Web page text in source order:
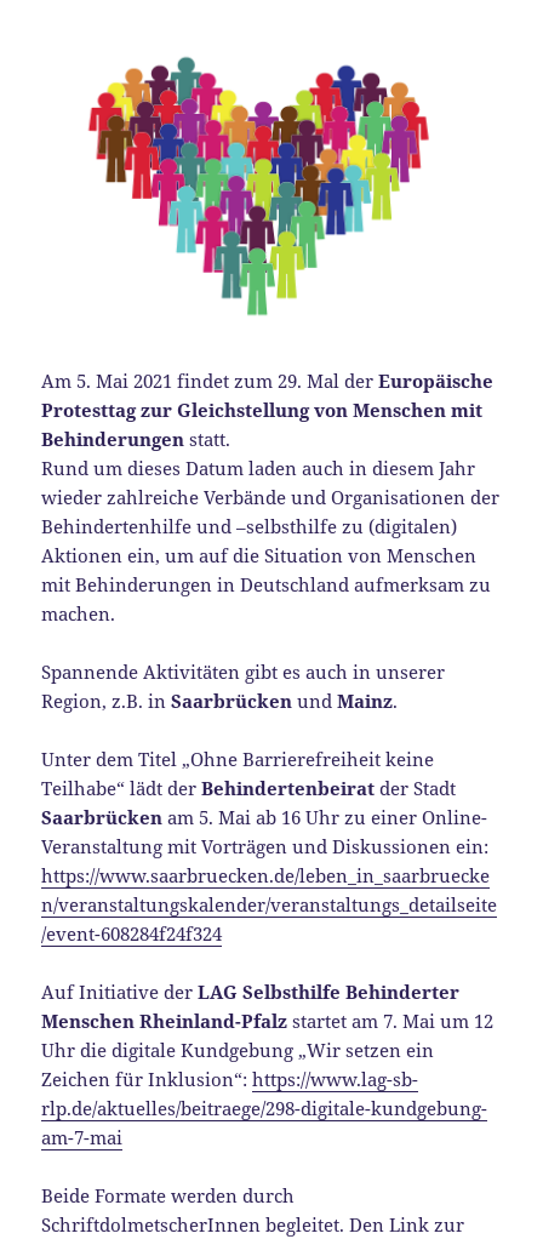
Am 5. Mai 2021 findet zum 29. Mal derEuropäische
Protesttag zur Gleichstellung von Menschen mit
Behinderungen statt.
Rund um dieses Datum laden auch in diesem Jahr
wieder zahlreiche Verbände und Organisationen der
Behindertenhilfe und –selbsthilfe zu (digitalen)
Aktionen ein, um auf die Situation von Menschen
mit Behinderungen in Deutschland aufmerksam zu
machen.
Spannende Aktivitäten gibt es auch in unserer
Region, z.B. inSaarbrücken undMainz.
Unter dem Titel „Ohne Barrierefreiheit keine
Teilhabe“ lädt derBehindertenbeirat der Stadt
Saarbrücken am 5. Mai ab 16 Uhr zu einer Online-
Veranstaltung mit Vorträgen und Diskussionen ein:
https://www.saarbruecken.de/leben_in_saarbruecke
n/veranstaltungskalender/veranstaltungs_detailseite
/event-608284f24f324
Auf Initiative derLAG Selbsthilfe Behinderter
Menschen Rheinland-Pfalz startet am 7. Mai um 12
Uhr die digitale Kundgebung „Wir setzen ein
Zeichen für Inklusion“:https://www.lag-sb-
rlp.de/aktuelles/beitraege/298-digitale-kundgebung-
am-7-mai
Beide Formate werden durch
SchriftdolmetscherInnen begleitet. Den Link zur